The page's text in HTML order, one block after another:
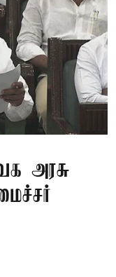
அரசு